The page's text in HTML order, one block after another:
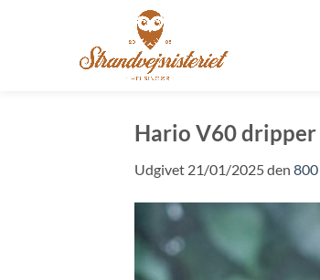
Hario V60 dripper
Udgivet 21/01/2025den